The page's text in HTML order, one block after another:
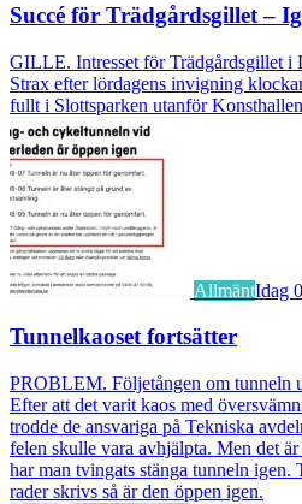
Succé för Trädgårdsgillet –
GILLE. Intresset för Trädgårdsgillet i
Strax efter lördagens invigning
fullt i Slottsparken utanför
AllmäntIdag
Tunnelkaoset fortsätter
PROBLEM. Följetången om tunneln
Efter att det varit kaos med
trodde de ansvariga på Tekniska
felen skulle vara avhjälpta. Men det
har man tvingats stänga tunneln igen.
rader skrivs så är den öppen igen.